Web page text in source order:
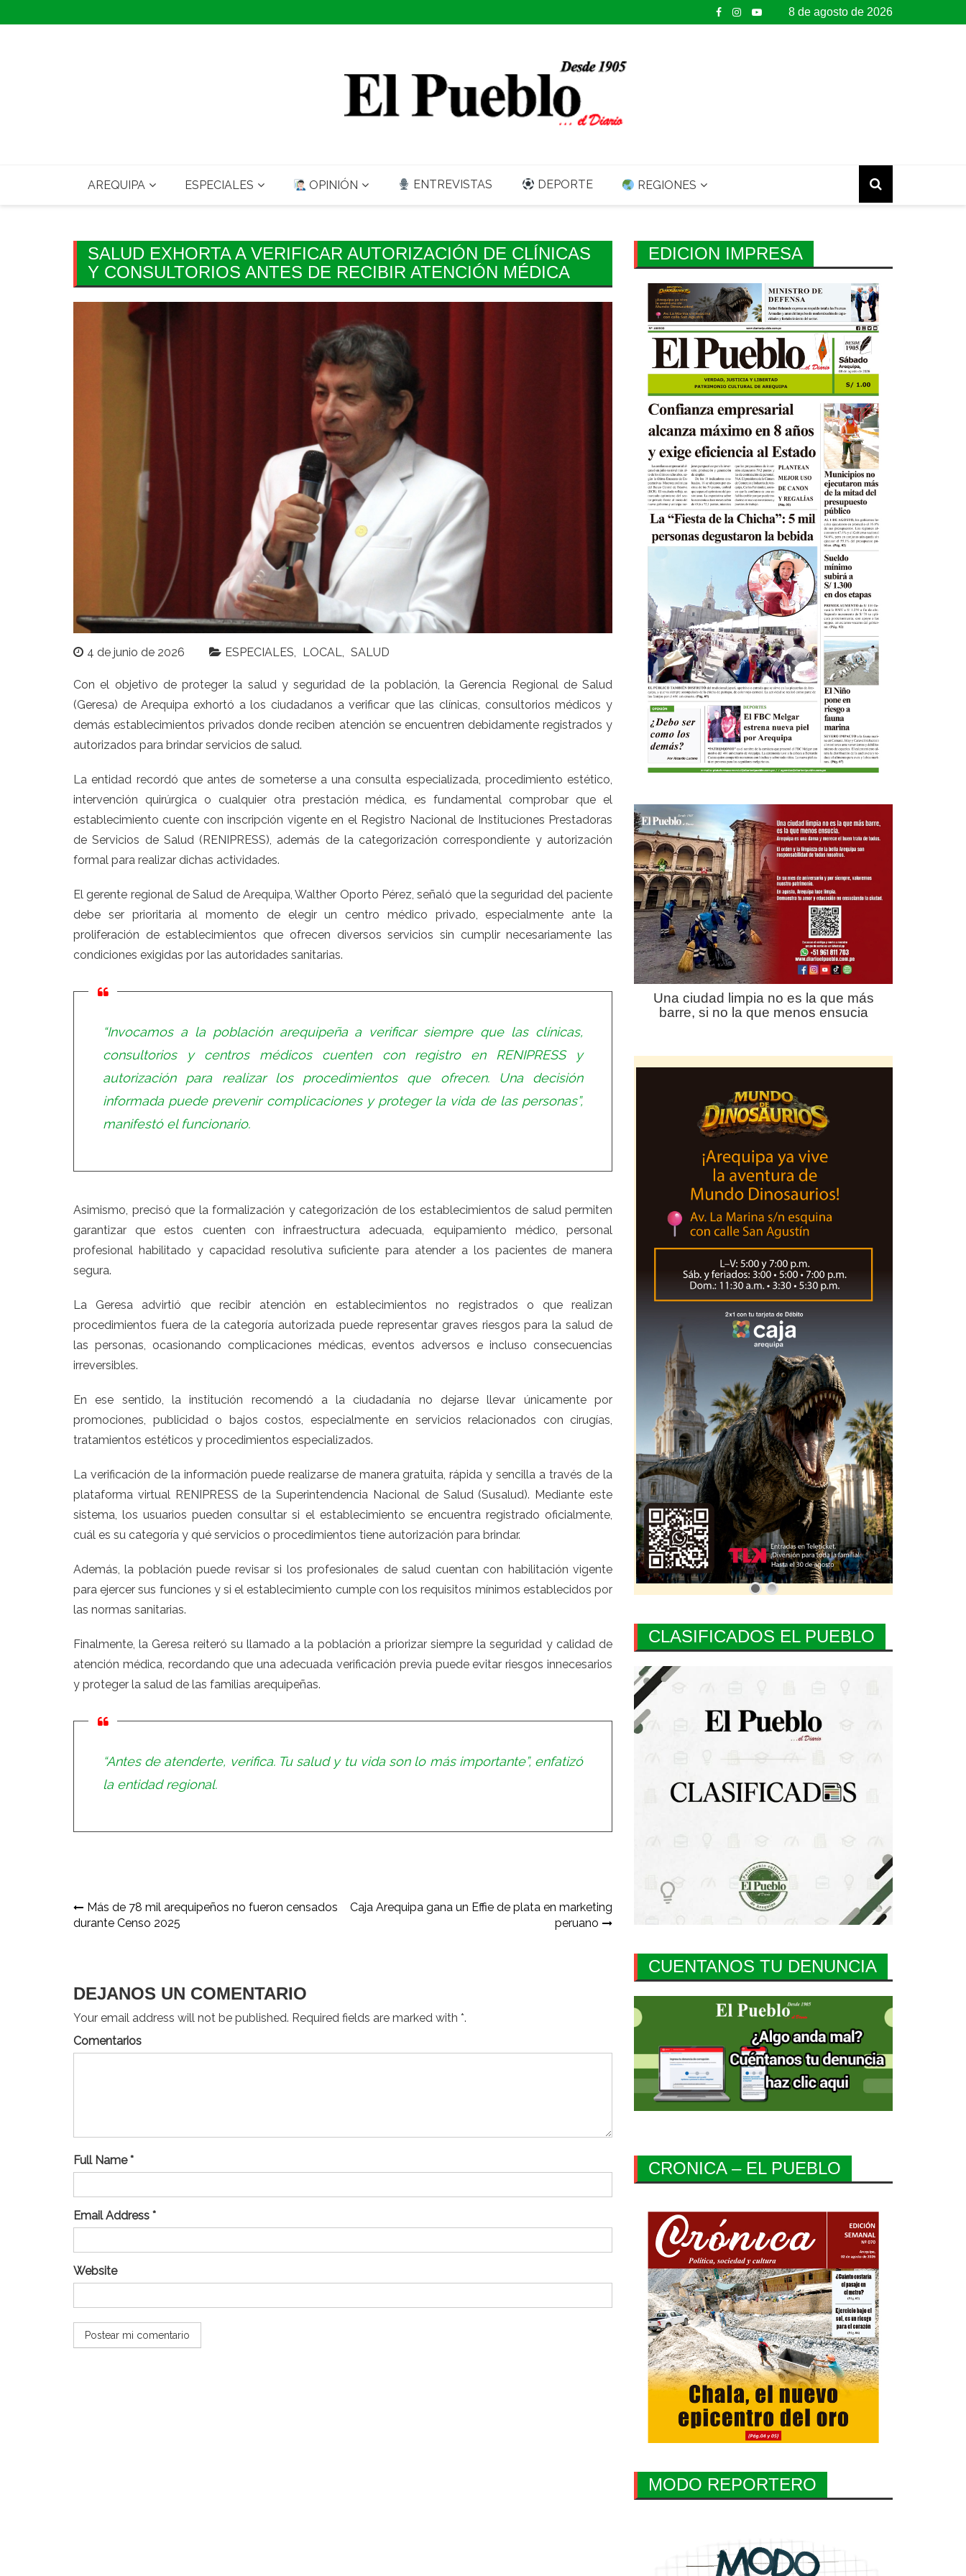
to
8 de agosto de 2026
AREQUIPA ESPECIALES OPINIÓN ENTREVISTAS DEPORTE REGIONES
SALUD EXHORTA A VERIFICAR AUTORIZACIÓN DE CLÍNICAS
Y CONSULTORIOS ANTES DE RECIBIR ATENCIÓN MÉDICA
4 de junio de 2026 ESPECIALES LOCAL SALUD
Con el objetivo de proteger la salud y seguridad de la población, la Gerencia Regional de Salud
(Geresa) de Arequipa exhortó a los ciudadanos a verificar que las clínicas, consultorios médicos y
demás establecimientos privados donde reciben atención se encuentren debidamente registrados y
autorizados para brindar servicios de salud.
La entidad recordó que antes de someterse a una consulta especializada, procedimiento estético,
intervención quirúrgica o cualquier otra prestación médica, es fundamental comprobar que el
establecimiento cuente con inscripción vigente en el Registro Nacional de Instituciones Prestadoras
de Servicios de Salud (RENIPRESS), además de la categorización correspondiente y autorización
formal para realizar dichas actividades.
El gerente regional de Salud de Arequipa, Walther Oporto Pérez, señaló que la seguridad del paciente
debe ser prioritaria al momento de elegir un centro médico privado, especialmente ante la
proliferación de establecimientos que ofrecen diversos servicios sin cumplir necesariamente las
condiciones exigidas por las autoridades sanitarias.
“Invocamos a la población arequipeña a verificar siempre que las clínicas,
consultorios y centros médicos cuenten con registro en RENIPRESS y
autorización para realizar los procedimientos que ofrecen. Una decisión
informada puede prevenir complicaciones y proteger la vida de las personas”,
manifestó el funcionario.
Asimismo, precisó que la formalización y categorización de los establecimientos de salud permiten
garantizar que estos cuenten con infraestructura adecuada, equipamiento médico, personal
profesional habilitado y capacidad resolutiva suficiente para atender a los pacientes de manera
segura.
La Geresa advirtió que recibir atención en establecimientos no registrados o que realizan
procedimientos fuera de la categoría autorizada puede representar graves riesgos para la salud de
las personas, ocasionando complicaciones médicas, eventos adversos e incluso consecuencias
irreversibles.
En ese sentido, la institución recomendó a la ciudadanía no dejarse llevar únicamente por
promociones, publicidad o bajos costos, especialmente en servicios relacionados con cirugías,
tratamientos estéticos y procedimientos especializados.
La verificación de la información puede realizarse de manera gratuita, rápida y sencilla a través de la
plataforma virtual RENIPRESS de la Superintendencia Nacional de Salud (Susalud). Mediante este
sistema, los usuarios pueden consultar si el establecimiento se encuentra registrado oficialmente,
cuál es su categoría y qué servicios o procedimientos tiene autorización para brindar.
Además, la población puede revisar si los profesionales de salud cuentan con habilitación vigente
para ejercer sus funciones y si el establecimiento cumple con los requisitos mínimos establecidos por
las normas sanitarias.
Finalmente, la Geresa reiteró su llamado a la población a priorizar siempre la seguridad y calidad de
atención médica, recordando que una adecuada verificación previa puede evitar riesgos innecesarios
y proteger la salud de las familias arequipeñas.
“Antes de atenderte, verifica. Tu salud y tu vida son lo más importante”, enfatizó
la entidad regional.
Navegación
de
Más de 78 mil arequipeños no fueron censados
durante Censo 2025
Caja Arequipa gana un Effie de plata en marketing
peruano
DEJANOS UN COMENTARIO
Your email address will not be published. Required fields are marked with *.
Comentarios
Full Name *
Email Address *
Website
EDICION IMPRESA
Una ciudad limpia no es la que más
barre, si no la que menos ensucia
CLASIFICADOS EL PUEBLO
CUENTANOS TU DENUNCIA
CRONICA – EL PUEBLO
MODO REPORTERO